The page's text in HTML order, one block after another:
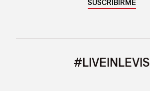
SUSCRIBIRME
#LIVEINLEVIS